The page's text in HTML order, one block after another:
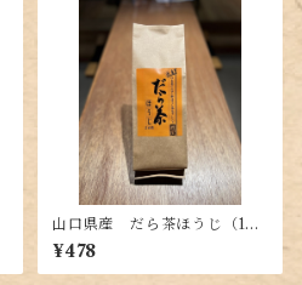
山口県産 だら茶ほうじ（100
g）
¥478